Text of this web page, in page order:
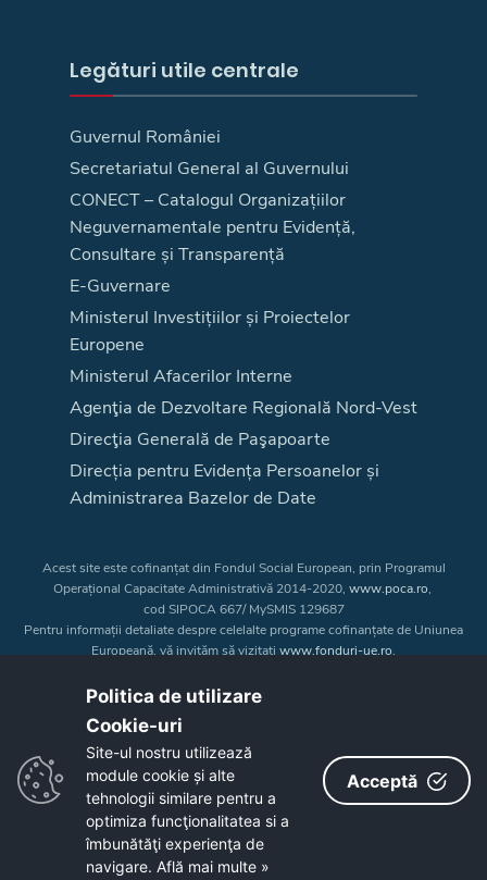
Legături utile centrale
Guvernul României
Secretariatul General al Guvernului
CONECT – Catalogul Organizațiilor
Neguvernamentale pentru Evidență,
Consultare și Transparență
E-Guvernare
Ministerul Investițiilor și Proiectelor
Europene
Ministerul Afacerilor Interne
Agenţia de Dezvoltare Regională Nord-Vest
Direcţia Generală de Paşapoarte
Direcția pentru Evidența Persoanelor și
Administrarea Bazelor de Date
Acest site este cofinanțat din Fondul Social European, prin Programul
Operațional Capacitate Administrativă 2014-2020, www.poca.ro,
cod SIPOCA 667/ MySMIS 129687
Pentru informații detaliate despre celelalte programe cofinanțate de Uniunea
Europeană, vă invităm să vizitați www.fonduri-ue.ro.
a Uniunii Europene. Întreaga responsabilitate asupra
Copyright © 2026 - Consiliul Judeţean Bistrița-Năsăud
Politica de utilizare
Cookie-uri‎
Site-ul nostru utilizează
module cookie și alte
tehnologii similare pentru a
optimiza funcţionalitatea si a
îmbunătăţi experienţa de
navigare. Află mai multe »
Acceptă